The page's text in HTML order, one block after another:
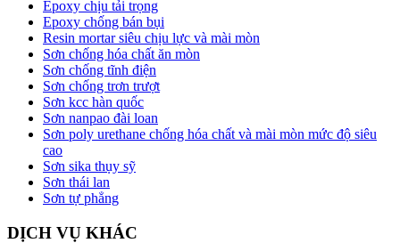
Epoxy chịu tải trọng
Epoxy chống bán bụi
Resin mortar siêu chịu lực và mài mòn
Sơn chống hóa chất ăn mòn
Sơn chống tĩnh điện
Sơn chống trơn trượt
Sơn kcc hàn quốc
Sơn nanpao đài loan
Sơn poly urethane chống hóa chất và mài mòn mức độ siêu
cao
Sơn sika thụy sỹ
Sơn thái lan
Sơn tự phẳng
DỊCH VỤ KHÁC